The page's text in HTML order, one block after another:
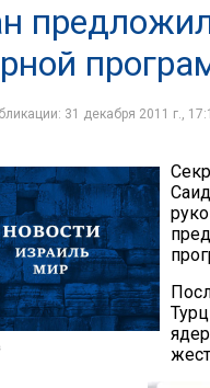
31 декабря 2011 г.,